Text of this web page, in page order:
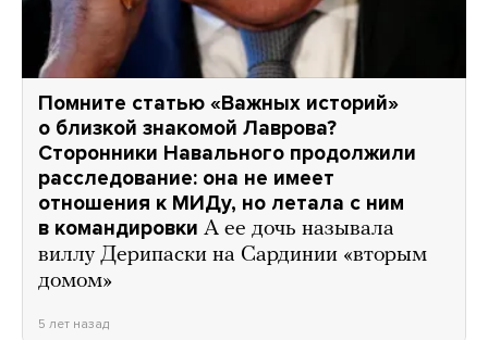
Помните статью «Важных историй»
о близкой знакомой Лаврова?
Сторонники Навального продолжили
расследование: она не имеет
отношения к МИДу, но летала с ним
в командировки А ее дочь называла
виллу Дерипаски на Сардинии «вторым
домом»
5 лет назад